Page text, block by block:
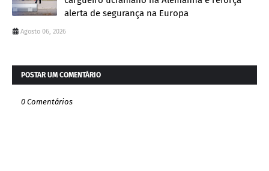
alerta de segurança na Europa
Agosto 06, 2026
POSTAR UM COMENTÁRIO
0 Comentários